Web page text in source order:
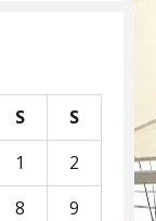
S
S
1
2
8
9